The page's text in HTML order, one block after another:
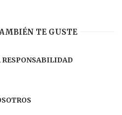
TE GUSTE
RESPONSABILIDAD